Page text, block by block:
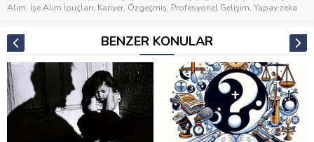
Alım, İşe Alım İpuçları, Kariyer, Özgeçmiş, Profesyonel Gelişim, Yapay zeka
BENZER KONULAR